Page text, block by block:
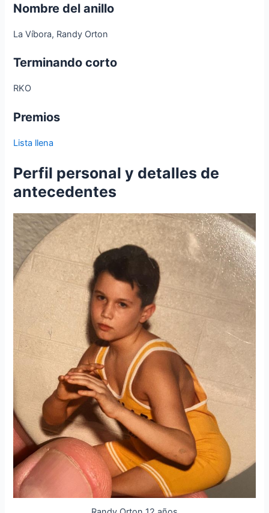
Nombre del anillo
La Víbora, Randy Orton
Terminando corto
RKO
Premios
Lista llena
Perfil personal y detalles de
antecedentes